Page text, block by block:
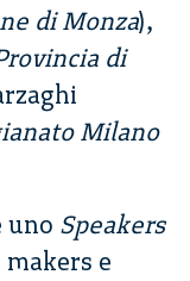
di Monza),
di
Milano
uno Speakers
e